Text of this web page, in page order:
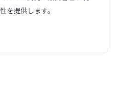
を提供します。